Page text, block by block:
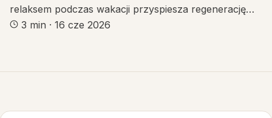
relaksem podczas wakacji przyspiesza regenerację…
3 min · 16 cze 2026